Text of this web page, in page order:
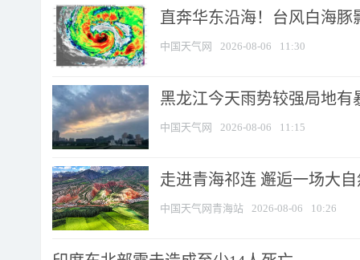
直奔华东沿海！台风白海豚
中国天气网 2026-08-06 11:30
黑龙江今天雨势较强局地有
中国天气网 2026-08-06 11:15
走进青海祁连 邂逅一场大
中国天气网青海站 2026-08-06 10:26